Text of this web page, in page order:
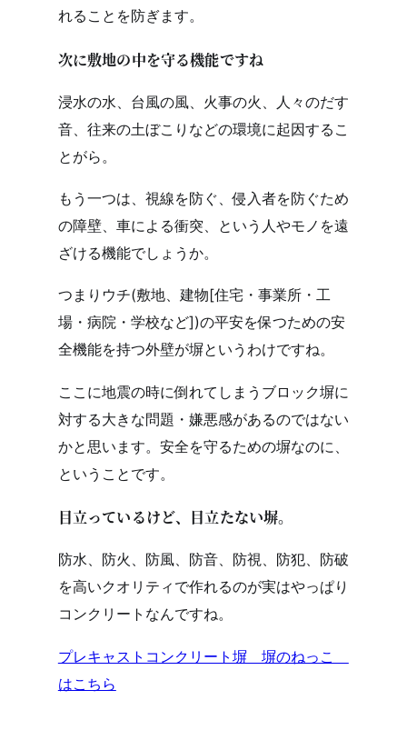
れることを防ぎます。
次に敷地の中を守る機能ですね
浸水の水、台風の風、火事の火、人々のだす
音、往来の土ぼこりなどの環境に起因するこ
とがら。
もう一つは、視線を防ぐ、侵入者を防ぐため
の障壁、車による衝突、という人やモノを遠
ざける機能でしょうか。
つまりウチ(敷地、建物[住宅・事業所・工
場・病院・学校など])の平安を保つための安
全機能を持つ外壁が塀というわけですね。
ここに地震の時に倒れてしまうブロック塀に
対する大きな問題・嫌悪感があるのではない
かと思います。安全を守るための塀なのに、
ということです。
目立っているけど、目立たない塀。
防水、防火、防風、防音、防視、防犯、防破
を高いクオリティで作れるのが実はやっぱり
コンクリートなんですね。
プレキャストコンクリート塀 塀のねっこ
はこちら